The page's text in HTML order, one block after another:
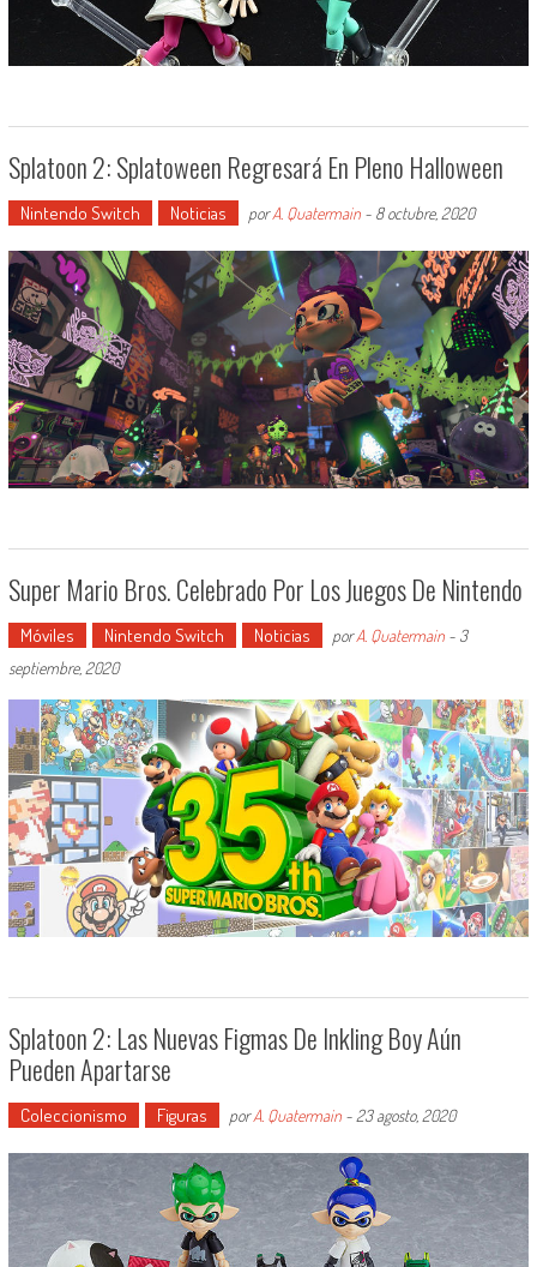
Splatoon 2: Splatoween Regresará En Pleno Halloween
Nintendo Switch Noticias porA. Quatermain- 8 octubre, 2020
Super Mario Bros. Celebrado Por Los Juegos De Nintendo
Móviles Nintendo Switch Noticias porA. Quatermain- 3
septiembre, 2020
Splatoon 2: Las Nuevas Figmas De Inkling Boy Aún
Pueden Apartarse
Coleccionismo Figuras porA. Quatermain- 23 agosto, 2020